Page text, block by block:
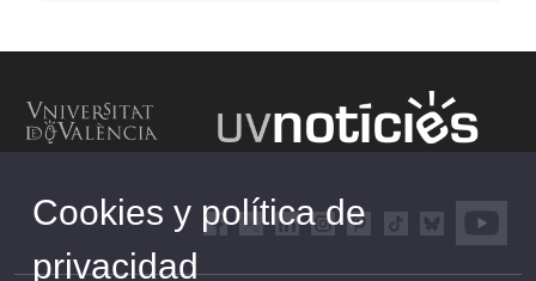
Cookies y política de
privacidad